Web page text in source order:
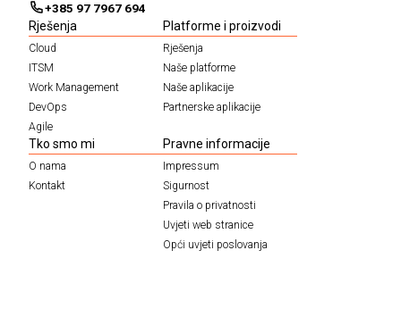
+385 97 7967 694
Rješenja
Cloud
ITSM
Work Management
DevOps
Agile
Platforme i proizvodi
Rješenja
Naše platforme
Naše aplikacije
Partnerske aplikacije
Tko smo mi
O nama
Kontakt
Pravne informacije
Impressum
Sigurnost
Pravila o privatnosti
Uvjeti web stranice
Opći uvjeti poslovanja